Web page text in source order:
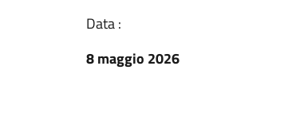
Data :
8 maggio 2026